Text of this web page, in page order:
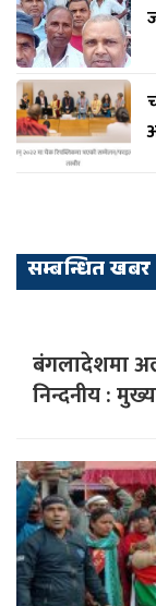
सम्बन्धित खबर
बंगलादेशमा
निन्दनीय :